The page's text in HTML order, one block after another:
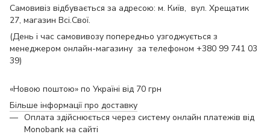
Самовивіз відбувається за адресою: м. Київ, вул. Хрещатик
27, магазин Всі.Свої.
(День і час самовивозу попередньо узгоджується з
менеджером онлайн-магазину за телефоном +380 99 741 03
39)
«Новою поштою» по Україні від 70 грн
Більше інформації про доставку
Оплата здійснюється через систему онлайн платежів від
Monobank на сайті